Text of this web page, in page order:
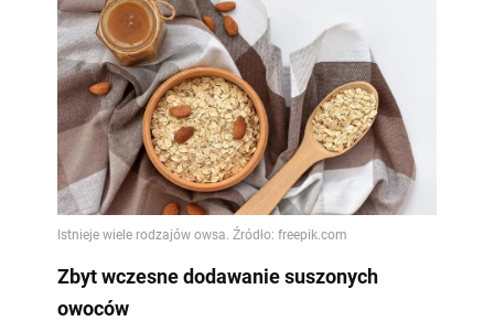
Zbyt wczesne dodawanie suszonych
owoców